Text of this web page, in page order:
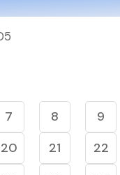
7 8 9
20 21 22